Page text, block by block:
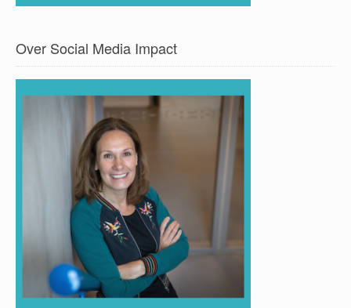
Over Social Media Impact